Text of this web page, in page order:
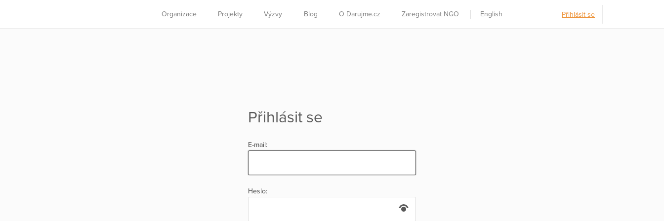
Organizace Projekty Výzvy Blog O Darujme.cz Zaregistrovat NGO English Přihlásit se
Přihlásit se
E-mail:
Heslo: